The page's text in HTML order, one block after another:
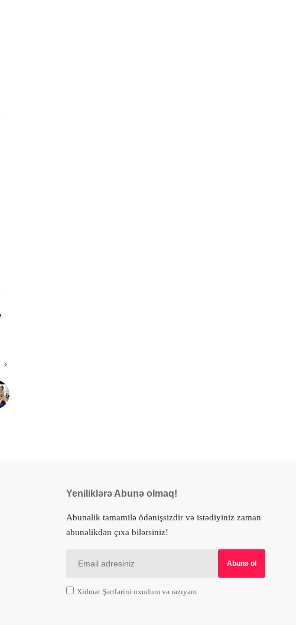
Yeniliklərə Abunə olmaq!
Abunəlik tamamilə ödənişsizdir və istədiyiniz zaman
abunəlikdən çıxa bilərsiniz!
Xidmət Şərtlərini oxudum və razıyam